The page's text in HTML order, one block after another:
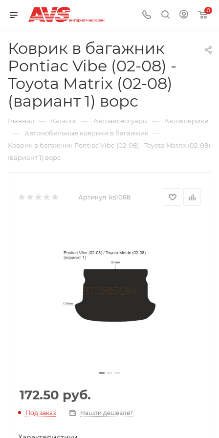
0
Коврик в багажник
Pontiac Vibe (02-08) -
Toyota Matrix (02-08)
(вариант 1) ворс
Главная — Каталог — Автоаксессуары — Автоковрики
— Автомобильные коврики в багажник —
Коврик в багажник Pontiac Vibe (02-08) - Toyota Matrix (02-08)
(вариант 1) ворс
Артикул: ks1088
172.50 руб.
Под заказ Нашли дешевле?